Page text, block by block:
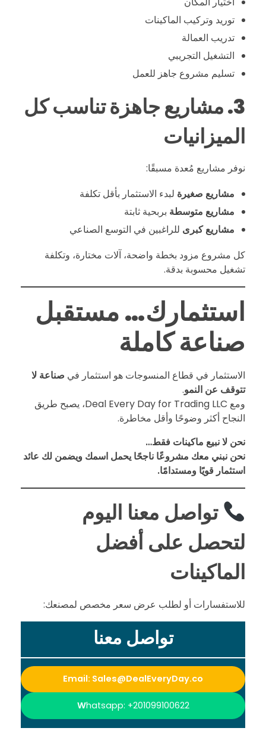
س
ت
و
ى
ا
ل
ع
ا
ل
م
.
ي
و
ف
ه
ذ
ا
ل
ق
توريد وتركيب الماكينات
تدريب العمالة
التشغيل التجريبي
تسليم مشروع جاهز للعمل
3. مشاريع جاهزة تناسب كل
الميزانيات
نوفر مشاريع مُعدة مسبقًا:
مشاريع صغيرة لبدء الاستثمار بأقل تكلفة
مشاريع متوسطة بربحية ثابتة
مشاريع كبرى للراغبين في التوسع الصناعي
كل مشروع مزود بخطة واضحة، آلات مختارة، وتكلفة
تشغيل محسوبة بدقة.
استثمارك… مستقبل
صناعة كاملة
الاستثمار في قطاع المنسوجات هو استثمار في صناعة لا
تتوقف عن النمو.
ومع Deal Every Day for Trading LLC، يصبح طريق
النجاح أكثر وضوحًا وأقل مخاطرة.
نحن لا نبيع ماكينات فقط…
نحن نبني معك مشروعًا ناجحًا يحمل اسمك ويضمن لك عائد
استثمار قويًا ومستدامًا.
تواصل معنا اليوم
لتحصل على أفضل
الماكينات
للاستفسارات أو لطلب عرض سعر مخصص لمصنعك:
تواصل معنا
Email: Sales@DealEveryDay.co
Whatsapp: +201099100622